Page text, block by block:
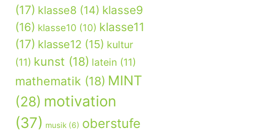
(17) klasse8 (14) klasse9
(16) klasse10 (10) klasse11
(17) klasse12 (15) kultur
(11) kunst (18) latein (11)
mathematik (18) MINT
(28) motivation
(37) musik (6) oberstufe